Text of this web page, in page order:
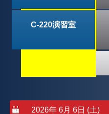
C-220演習室